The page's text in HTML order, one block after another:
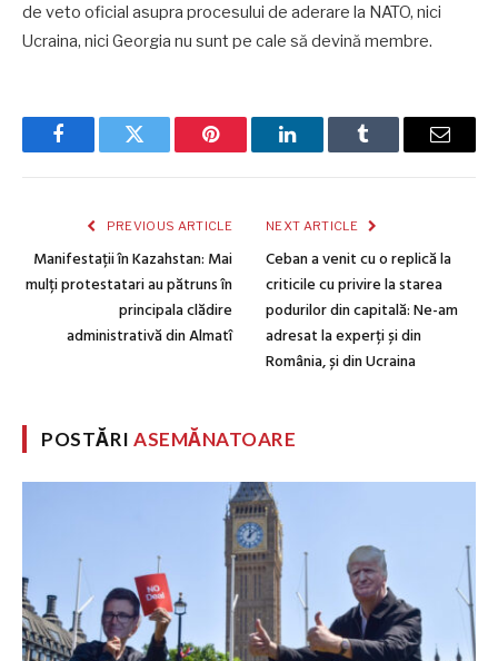
de veto oficial asupra procesului de aderare la NATO, nici
Ucraina, nici Georgia nu sunt pe cale să devină membre.
FacebookTwitter Pinterest LinkedInTumblr Email
PREVIOUS ARTICLE
Manifestații în Kazahstan: Mai
mulți protestatari au pătruns în
principala clădire
administrativă din Almatî
NEXT ARTICLE
Ceban a venit cu o replică la
criticile cu privire la starea
podurilor din capitală: Ne-am
adresat la experți și din
România, și din Ucraina
POSTĂRIASEMĂNATOARE